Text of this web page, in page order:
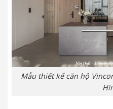
Mẫu thiết kế căn hộ